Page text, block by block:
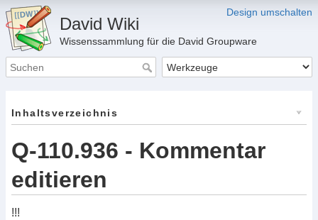
Design umschalten
David Wiki
Wissenssammlung für die David Groupware
Inhaltsverzeichnis
Q-110.936 - Kommentar
editieren
!!!